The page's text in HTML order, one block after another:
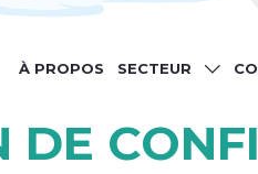
MAIN
À PROPOS SECTEUR
DE